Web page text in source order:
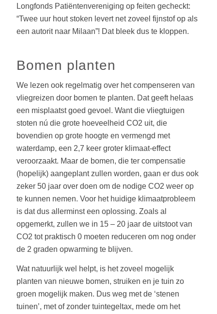
Longfonds Patiëntenvereniging op feiten gecheckt:
“Twee uur hout stoken levert net zoveel fijnstof op als
een autorit naar Milaan”! Dat bleek dus te kloppen.
Bomen planten
We lezen ook regelmatig over het compenseren van
vliegreizen door bomen te planten. Dat geeft helaas
een misplaatst goed gevoel. Want die vliegtuigen
stoten nú die grote hoeveelheid CO2 uit, die
bovendien op grote hoogte en vermengd met
waterdamp, een 2,7 keer groter klimaat-effect
veroorzaakt. Maar de bomen, die ter compensatie
(hopelijk) aangeplant zullen worden, gaan er dus ook
zeker 50 jaar over doen om de nodige CO2 weer op
te kunnen nemen. Voor het huidige klimaatprobleem
is dat dus allerminst een oplossing. Zoals al
opgemerkt, zullen we in 15 – 20 jaar de uitstoot van
CO2 tot praktisch 0 moeten reduceren om nog onder
de 2 graden opwarming te blijven.
Wat natuurlijk wel helpt, is het zoveel mogelijk
planten van nieuwe bomen, struiken en je tuin zo
groen mogelijk maken. Dus weg met de ‘stenen
tuinen’, met of zonder tuintegeltax, mede om het